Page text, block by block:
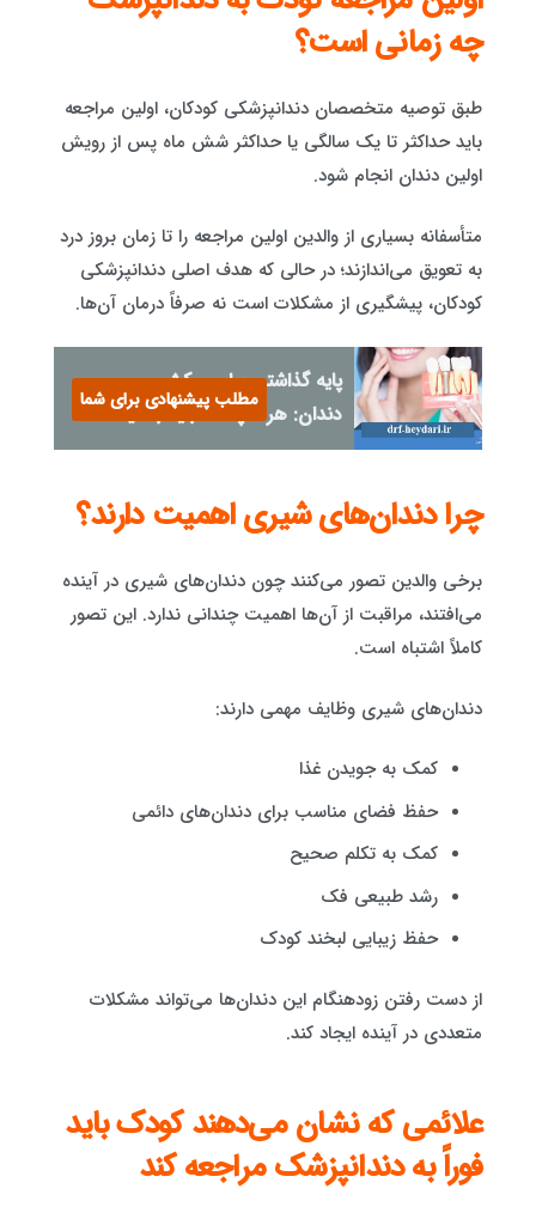
چه زمانی است؟
طبق توصیه متخصصان دندانپزشکی کودکان، اولین مراجعه
باید حداکثر تا یک سالگی یا حداکثر شش ماه پس از رویش
اولین دندان انجام شود.
متأسفانه بسیاری از والدین اولین مراجعه را تا زمان بروز درد
به تعویق می‌اندازند؛ در حالی که هدف اصلی دندانپزشکی
کودکان، پیشگیری از مشکلات است نه صرفاً درمان آن‌ها.
پایه گذاشتن برای روکش
دندان: هر آنچه که باید بدانید
مطلب پیشنهادی برای شما
چرا دندان‌های شیری اهمیت دارند؟
برخی والدین تصور می‌کنند چون دندان‌های شیری در آینده
می‌افتند، مراقبت از آن‌ها اهمیت چندانی ندارد. این تصور
کاملاً اشتباه است.
دندان‌های شیری وظایف مهمی دارند:
کمک به جویدن غذا
حفظ فضای مناسب برای دندان‌های دائمی
کمک به تکلم صحیح
رشد طبیعی فک
حفظ زیبایی لبخند کودک
از دست رفتن زودهنگام این دندان‌ها می‌تواند مشکلات
متعددی در آینده ایجاد کند.
علائمی که نشان می‌دهند کودک باید
فوراً به دندانپزشک مراجعه کند